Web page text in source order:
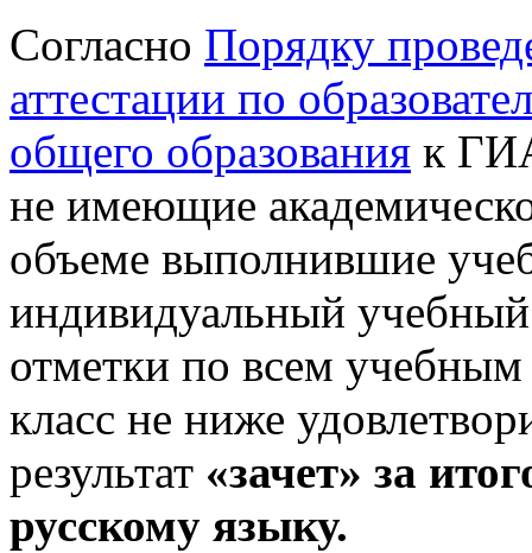
Согласно Порядку
аттестации по
общего образования к
не имеющие
объеме выполнившие
индивидуальный
отметки по всем учебным
класс не ниже
результат «зачет» за
русскому языку.